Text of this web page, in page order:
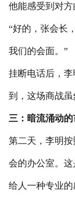
他能感受到对方
“好的，张会长
我们的会面。”
挂断电话后，
到，这场商战虽
三：暗流涌动的
第二天，李明
会的办公室。这
给人一种专业的